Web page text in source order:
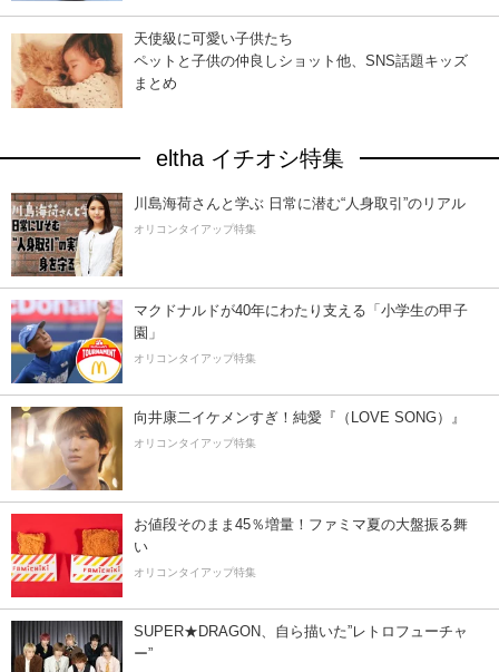
天使級に可愛い子供たち
ペットと子供の仲良しショット他、SNS話題キッズ
まとめ
eltha イチオシ特集
川島海荷さんと学ぶ 日常に潜む“人身取引”のリアル
オリコンタイアップ特集
マクドナルドが40年にわたり支える「小学生の甲子
園」
オリコンタイアップ特集
向井康二イケメンすぎ！純愛『（LOVE SONG）』
オリコンタイアップ特集
お値段そのまま45％増量！ファミマ夏の大盤振る舞
い
オリコンタイアップ特集
SUPER★DRAGON、自ら描いた”レトロフューチャ
ー”